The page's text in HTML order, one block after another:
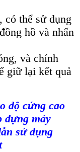
có thể sử dụng
hồ và nhấn
và chính
giữ lại kết quả
độ cứng cao
đựng máy
sử dụng